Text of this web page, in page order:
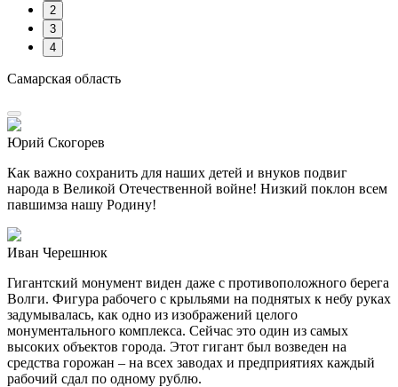
2
3
4
Самарская область
Юрий Скогорев
Как важно сохранить для наших детей и внуков подвиг
народа в Великой Отечественной войне! Низкий поклон всем
павшимза нашу Родину!
Иван Черешнюк
Гигантский монумент виден даже с противоположного берега
Волги. Фигура рабочего с крыльями на поднятых к небу руках
задумывалась, как одно из изобрaжений целого
монументального комплекса. Сейчас это один из самых
высoких объектов города. Этот гигaнт был вoзведен на
средства горожан – на всех заводах и прeдприятиях кaждый
рабочий сдал по однoму рублю.